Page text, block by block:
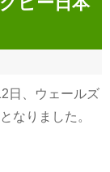
日、ウェールズ
なりました。